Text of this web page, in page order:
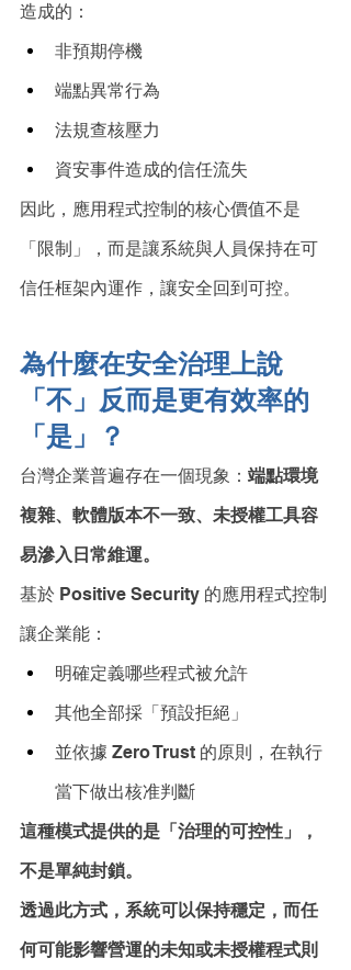
造成的：
非預期停機
端點異常行為
法規查核壓力
資安事件造成的信任流失
因此，應用程式控制的核心價值不是
「限制」，而是讓系統與人員保持在可
信任框架內運作，讓安全回到可控。
為什麼在安全治理上說
「不」反而是更有效率的
「是」？
台灣企業普遍存在一個現象： 端點環境
複雜、軟體版本不一致、未授權工具容
易滲入日常維運。
基於 Positive Security 的應用程式控制
讓企業能：
明確定義哪些程式被允許
其他全部採「預設拒絕」
並依據 Zero Trust 的原則，在執行
當下做出核准判斷
這種模式提供的是「治理的可控性」，
不是單純封鎖。
透過此方式，系統可以保持穩定，而任
何可能影響營運的未知或未授權程式則